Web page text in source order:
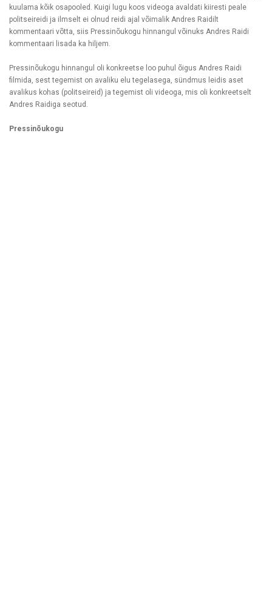
kuulama kõik osapooled. Kuigi lugu koos videoga avaldati kiiresti peale
politseireidi ja ilmselt ei olnud reidi ajal võimalik Andres Raidilt
kommentaari võtta, siis Pressinõukogu hinnangul võinuks Andres Raidi
kommentaari lisada ka hiljem.
Pressinõukogu hinnangul oli konkreetse loo puhul õigus Andres Raidi
filmida, sest tegemist on avaliku elu tegelasega, sündmus leidis aset
avalikus kohas (politseireid) ja tegemist oli videoga, mis oli konkreetselt
Andres Raidiga seotud.
Pressinõukogu